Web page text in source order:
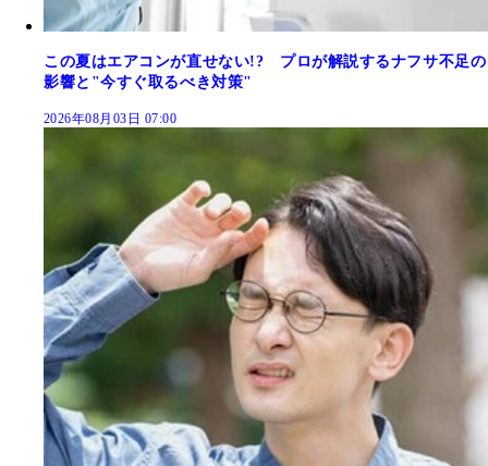
この夏はエアコンが直せない!? プロが解説するナフサ不足の
影響と"今すぐ取るべき対策"
2026年08月03日 07:00